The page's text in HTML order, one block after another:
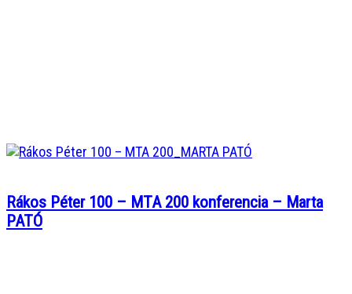
Rákos Péter 100 – MTA 200 konferencia – Marta
PATÓ